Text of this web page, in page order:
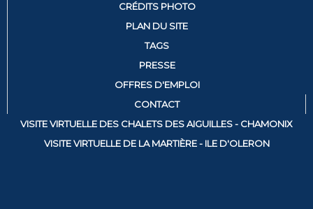
CRÉDITS PHOTO
PLAN DU SITE
TAGS
PRESSE
OFFRES D'EMPLOI
CONTACT
VISITE VIRTUELLE DES CHALETS DES AIGUILLES - CHAMONIX
VISITE VIRTUELLE DE LA MARTIÈRE - ILE D'OLERON